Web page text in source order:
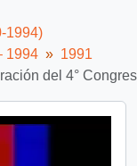
1994)
1994
1991
del 4°